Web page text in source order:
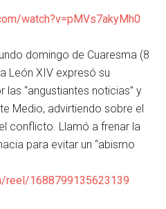
watch?v=pMVs7akyMh0
domingo de Cuaresma (8
León XIV expresó su
“angustiantes noticias” y
Medio, advirtiendo sobre el
conflicto. Llamó a frenar la
para evitar un “abismo
reel/1688799135623139